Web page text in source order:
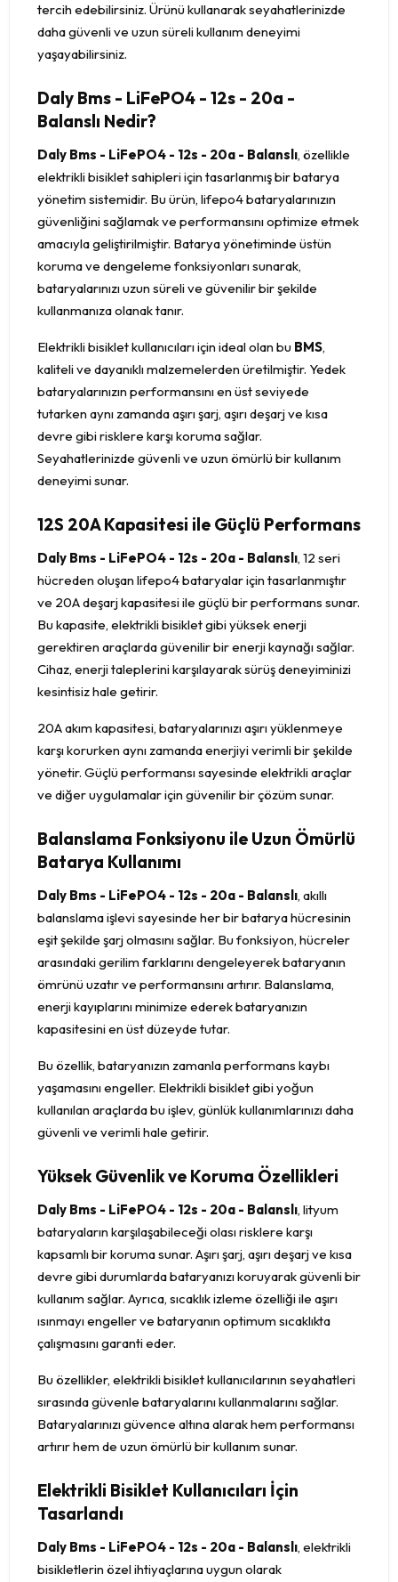
tercih edebilirsiniz. Ürünü kullanarak seyahatlerinizde
daha güvenli ve uzun süreli kullanım deneyimi
yaşayabilirsiniz.
Daly Bms - LiFePO4 - 12s - 20a -
Balanslı Nedir?
Daly Bms - LiFePO4 - 12s - 20a - Balanslı, özellikle
elektrikli bisiklet sahipleri için tasarlanmış bir batarya
yönetim sistemidir. Bu ürün, lifepo4 bataryalarınızın
güvenliğini sağlamak ve performansını optimize etmek
amacıyla geliştirilmiştir. Batarya yönetiminde üstün
koruma ve dengeleme fonksiyonları sunarak,
bataryalarınızı uzun süreli ve güvenilir bir şekilde
kullanmanıza olanak tanır.
Elektrikli bisiklet kullanıcıları için ideal olan bu BMS,
kaliteli ve dayanıklı malzemelerden üretilmiştir. Yedek
bataryalarınızın performansını en üst seviyede
tutarken aynı zamanda aşırı şarj, aşırı deşarj ve kısa
devre gibi risklere karşı koruma sağlar.
Seyahatlerinizde güvenli ve uzun ömürlü bir kullanım
deneyimi sunar.
12S 20A Kapasitesi ile Güçlü Performans
Daly Bms - LiFePO4 - 12s - 20a - Balanslı, 12 seri
hücreden oluşan lifepo4 bataryalar için tasarlanmıştır
ve 20A deşarj kapasitesi ile güçlü bir performans sunar.
Bu kapasite, elektrikli bisiklet gibi yüksek enerji
gerektiren araçlarda güvenilir bir enerji kaynağı sağlar.
Cihaz, enerji taleplerini karşılayarak sürüş deneyiminizi
kesintisiz hale getirir.
20A akım kapasitesi, bataryalarınızı aşırı yüklenmeye
karşı korurken aynı zamanda enerjiyi verimli bir şekilde
yönetir. Güçlü performansı sayesinde elektrikli araçlar
ve diğer uygulamalar için güvenilir bir çözüm sunar.
Balanslama Fonksiyonu ile Uzun Ömürlü
Batarya Kullanımı
Daly Bms - LiFePO4 - 12s - 20a - Balanslı, akıllı
balanslama işlevi sayesinde her bir batarya hücresinin
eşit şekilde şarj olmasını sağlar. Bu fonksiyon, hücreler
arasındaki gerilim farklarını dengeleyerek bataryanın
ömrünü uzatır ve performansını artırır. Balanslama,
enerji kayıplarını minimize ederek bataryanızın
kapasitesini en üst düzeyde tutar.
Bu özellik, bataryanızın zamanla performans kaybı
yaşamasını engeller. Elektrikli bisiklet gibi yoğun
kullanılan araçlarda bu işlev, günlük kullanımlarınızı daha
güvenli ve verimli hale getirir.
Yüksek Güvenlik ve Koruma Özellikleri
Daly Bms - LiFePO4 - 12s - 20a - Balanslı, lityum
bataryaların karşılaşabileceği olası risklere karşı
kapsamlı bir koruma sunar. Aşırı şarj, aşırı deşarj ve kısa
devre gibi durumlarda bataryanızı koruyarak güvenli bir
kullanım sağlar. Ayrıca, sıcaklık izleme özelliği ile aşırı
ısınmayı engeller ve bataryanın optimum sıcaklıkta
çalışmasını garanti eder.
Bu özellikler, elektrikli bisiklet kullanıcılarının seyahatleri
sırasında güvenle bataryalarını kullanmalarını sağlar.
Bataryalarınızı güvence altına alarak hem performansı
artırır hem de uzun ömürlü bir kullanım sunar.
Elektrikli Bisiklet Kullanıcıları İçin
Tasarlandı
Daly Bms - LiFePO4 - 12s - 20a - Balanslı, elektrikli
bisikletlerin özel ihtiyaçlarına uygun olarak